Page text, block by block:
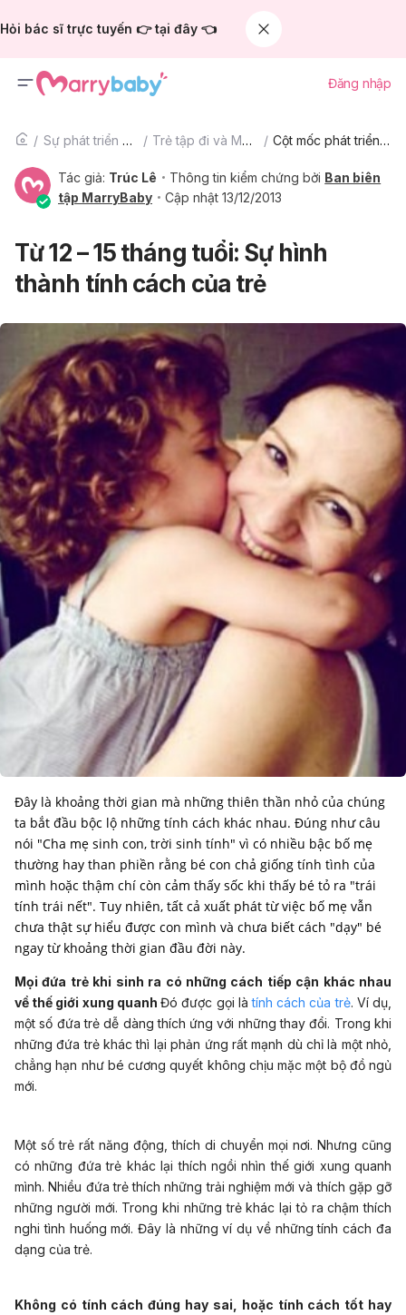
Hỏi bác sĩ trực tuyến 👉 tại đây 👈
Đăng nhập
Sự phát triển của trẻ Trẻ tập đi và Mẫu giáo Cột mốc phát triển của trẻ tập đi và mẫu giáo
Tác giả: Trúc Lê Thông tin kiểm chứng bởi Ban biên
tập MarryBaby
Cập nhật 13/12/2013
Từ 12 – 15 tháng tuổi: Sự hình
thành tính cách của trẻ
Đây là khoảng thời gian mà những thiên thần nhỏ của chúng
ta bắt đầu bộc lộ những tính cách khác nhau. Đúng như câu
nói "Cha mẹ sinh con, trời sinh tính" vì có nhiều bậc bố mẹ
thường hay than phiền rằng bé con chả giống tính tình của
mình hoặc thậm chí còn cảm thấy sốc khi thấy bé tỏ ra "trái
tính trái nết". Tuy nhiên, tất cả xuất phát từ việc bố mẹ vẫn
chưa thật sự hiểu được con mình và chưa biết cách "dạy" bé
ngay từ khoảng thời gian đầu đời này.
Mọi đứa trẻ khi sinh ra có những cách tiếp cận khác nhau
về thế giới xung quanhĐó được gọi làtính cách của trẻ. Ví dụ,
một số đứa trẻ dễ dàng thích ứng với những thay đổi. Trong khi
những đứa trẻ khác thì lại phản ứng rất mạnh dù chỉ là một nhỏ,
chẳng hạn như bé cương quyết không chịu mặc một bộ đồ ngủ
mới.
Một số trẻ rất năng động, thích di chuyển mọi nơi. Nhưng cũng
có những đứa trẻ khác lại thích ngồi nhìn thế giới xung quanh
mình. Nhiều đứa trẻ thích những trải nghiệm mới và thích gặp gỡ
những người mới. Trong khi những trẻ khác lại tỏ ra chậm thích
nghi tình huống mới. Đây là những ví dụ về những tính cách đa
dạng của trẻ.
Không có tính cách đúng hay sai, hoặc tính cách tốt hay